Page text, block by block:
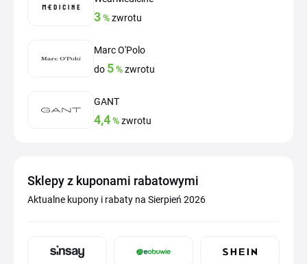
3%zwrotu
Marc O'Polo
do 5%zwrotu
GANT
4,4%zwrotu
Sklepy z kuponami rabatowymi
Aktualne kupony i rabaty na Sierpień 2026